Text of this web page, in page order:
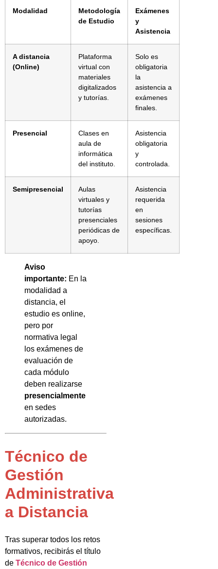
Modalidad
Metodología
de Estudio
Exámenes
y
Asistencia
A distancia
(Online)
Plataforma
virtual con
materiales
digitalizados
y tutorías.
Solo es
obligatoria
la
asistencia a
exámenes
finales.
Presencial
Clases en
aula de
informática
del instituto.
Asistencia
obligatoria
y
controlada.
Semipresencial
Aulas
virtuales y
tutorías
presenciales
periódicas de
apoyo.
Asistencia
requerida
en
sesiones
específicas.
Aviso
importante: En la
modalidad a
distancia, el
estudio es online,
pero por
normativa legal
los exámenes de
evaluación de
cada módulo
deben realizarse
presencialmente
en sedes
autorizadas.
Técnico de
Gestión
Administrativa
a Distancia
Tras superar todos los retos
formativos, recibirás el título
de Técnico de Gestión